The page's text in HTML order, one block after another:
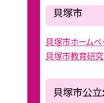
貝塚市
貝塚市ホーム
貝塚市教育研
貝塚市公